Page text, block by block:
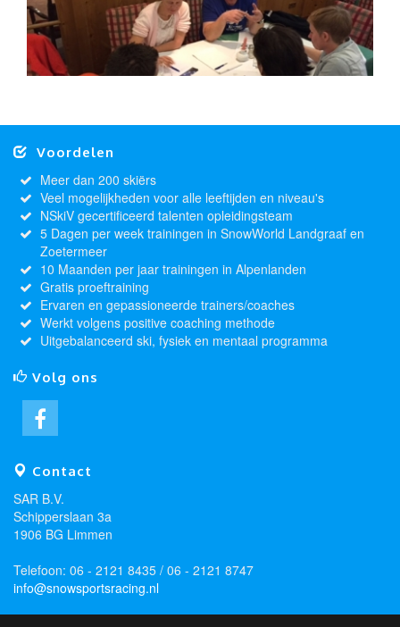
Voordelen
Meer dan 200 skiërs
Veel mogelijkheden voor alle leeftijden en niveau's
NSkiV gecertificeerd talenten opleidingsteam
5 Dagen per week trainingen in SnowWorld Landgraaf en
Zoetermeer
10 Maanden per jaar trainingen in Alpenlanden
Gratis proeftraining
Ervaren en gepassioneerde trainers/coaches
Werkt volgens positive coaching methode
Uitgebalanceerd ski, fysiek en mentaal programma
Volg ons
Contact
SAR B.V.
Schipperslaan 3a
1906 BG Limmen
Telefoon: 06 - 2121 8435 / 06 - 2121 8747
info@snowsportsracing.nl